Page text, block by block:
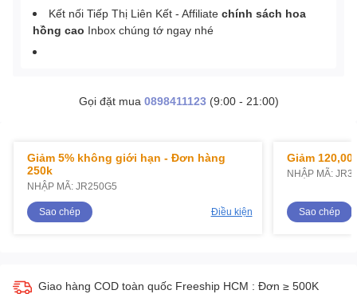
Kết nối Tiếp Thị Liên Kết - Affiliate chính sách hoa
hồng cao Inbox chúng tớ ngay nhé
Gọi đặt mua 0898411123(9:00 - 21:00)
Giảm 5% không giới hạn - Đơn hàng
250k
NHẬP MÃ: JR250G5
Sao chép Điều kiện
Giảm
NHẬP MÃ:
Sao chép
Giao hàng COD toàn quốc Freeship HCM : Đơn ≥ 500K